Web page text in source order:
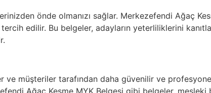
önde olmanızı sağlar. Merkezefendi Ağaç
edilir. Bu belgeler, adayların yeterliliklerini
müşteriler tarafından daha güvenilir ve profesyonel
Ağaç Kesme MYK Belgesi gibi belgeler,